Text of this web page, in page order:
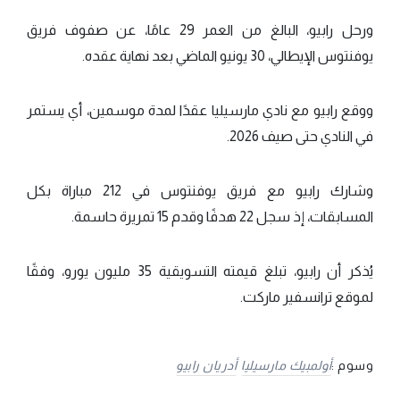
ورحل رابيو، البالغ من العمر 29 عامًا، عن صفوف فريق
يوفنتوس الإيطالي، 30 يونيو الماضي بعد نهاية عقده.
ووقع رابيو مع نادي مارسيليا عقدًا لمدة موسمين، أي يستمر
في النادي حتى صيف 2026.
وشارك رابيو مع فريق يوفنتوس في 212 مباراة بكل
المسابقات، إذ سجل 22 هدفًا وقدم 15 تمريرة حاسمة.
يُذكر أن رابيو، تبلغ قيمته التسويقية 35 مليون يورو، وفقًا
لموقع ترانسفير ماركت.
وسوم :أولمبيك مارسيليا أدريان رابيو